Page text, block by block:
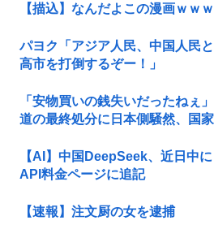
【描込】なんだよこの漫画ｗｗｗ
パヨク「アジア人民、中国人民
高市を打倒するぞー！」
「安物買いの銭失いだったねぇ
道の最終処分に日本側騒然、国
【AI】中国DeepSeek、近日中
API料金ページに追記
【速報】注文厨の女を逮捕